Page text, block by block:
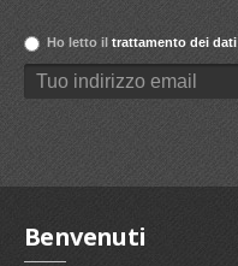
Ho letto il trattamento dei dati
Benvenuti